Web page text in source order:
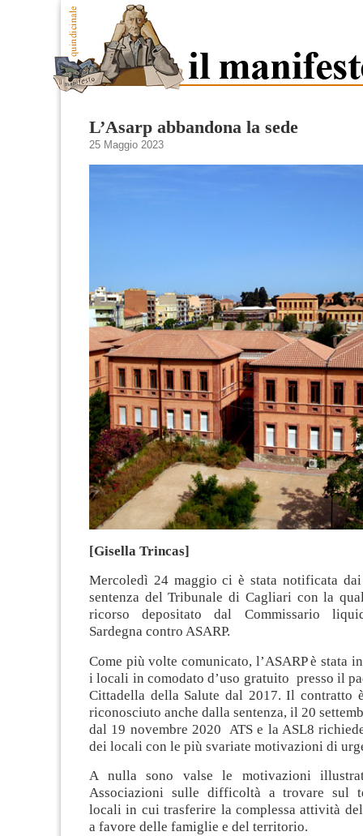
L’Asarp abbandona la sede
25 Maggio 2023
[Gisella Trincas]
Mercoledì 24 maggio ci è stata notificata
sentenza del Tribunale di Cagliari con la
ricorso depositato dal Commissario
Sardegna contro ASARP.
Come più volte comunicato, l’ASARP è stata
i locali in comodato d’uso gratuito presso il
Cittadella della Salute dal 2017. Il contratto
riconosciuto anche dalla sentenza, il 20
dal 19 novembre 2020 ATS e la ASL8
dei locali con le più svariate motivazioni di
A nulla sono valse le motivazioni
Associazioni sulle difficoltà a trovare sul
locali in cui trasferire la complessa attività
a favore delle famiglie e del territorio.